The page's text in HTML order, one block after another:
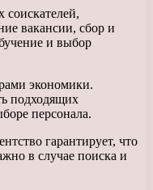
соискателей,
вакансии, сбор и
и выбор
экономики.
подходящих
персонала.
гарантирует, что
в случае поиска и